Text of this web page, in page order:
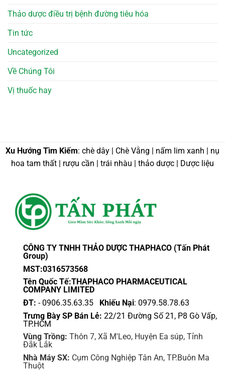
Thảo dược điều trị bệnh đường tiêu hóa
Tin tức
Uncategorized
Về Chúng Tôi
Vị thuốc hay
Xu Hướng Tìm Kiếm: chè dây | Chè Vằng | nấm lim xanh | nụ
hoa tam thất | rượu cần | trái nhàu | thảo dược | Dược liệu
CÔNG TY TNHH THẢO DƯỢC THAPHACO (Tấn Phát
Group)
MST:0316573568
Tên Quốc Tế:THAPHACO PHARMACEUTICAL
COMPANY LIMITED
ĐT: - 0906.35.63.35 Khiếu Nại: 0979.58.78.63
Trưng Bày SP Bán Lẻ: 22/21 Đường Số 21, P8 Gò Vấp,
TP.HCM
Vùng Trồng: Thôn 7, Xã M'Leo, Huyện Ea súp, Tỉnh
Đắk Lắk
Nhà Máy SX: Cụm Công Nghiệp Tân An, TP.Buôn Ma
Thuột